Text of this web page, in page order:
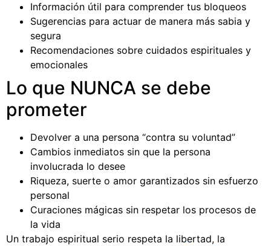
Información útil para comprender tus bloqueos
Sugerencias para actuar de manera más sabia y
segura
Recomendaciones sobre cuidados espirituales y
emocionales
Lo que NUNCA se debe
prometer
Devolver a una persona “contra su voluntad”
Cambios inmediatos sin que la persona
involucrada lo desee
Riqueza, suerte o amor garantizados sin esfuerzo
personal
Curaciones mágicas sin respetar los procesos de
la vida
Un trabajo espiritual serio respeta la libertad, la